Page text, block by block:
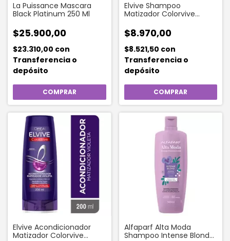
La Puissance Mascara
Black Platinum 250 Ml
$25.900,00
$23.310,00 con
Transferencia o
depósito
Elvive Shampoo
Matizador Colorvive
$8.970,00
$8.521,50 con
Transferencia o
depósito
Elvive Acondicionador
Matizador Colorvive
Alfaparf Alta Moda
Shampoo Intense Blond